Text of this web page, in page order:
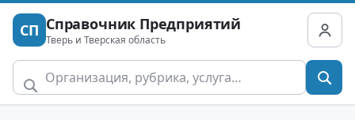
СП Справочник Предприятий
Тверь и Тверская область